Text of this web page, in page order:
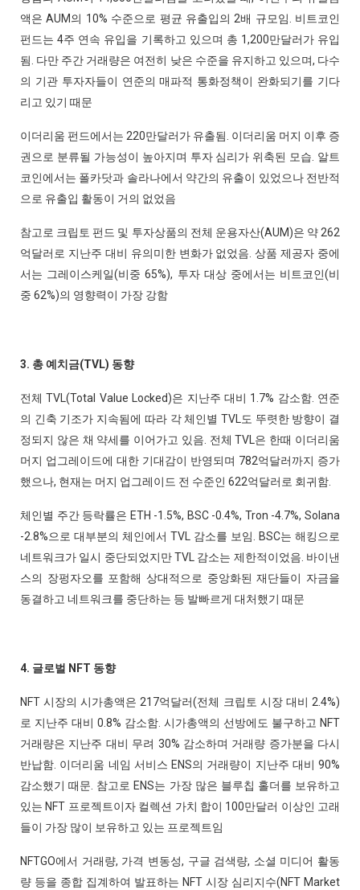
액은 AUM의 10% 수준으로 평균 유출입의 2배 규모임. 비트코인
펀드는 4주 연속 유입을 기록하고 있으며 총 1,200만달러가 유입
됨. 다만 주간 거래량은 여전히 낮은 수준을 유지하고 있으며, 다수
의 기관 투자자들이 연준의 매파적 통화정책이 완화되기를 기다
리고 있기 때문
이더리움 펀드에서는 220만달러가 유출됨. 이더리움 머지 이후 증
권으로 분류될 가능성이 높아지며 투자 심리가 위축된 모습. 알트
코인에서는 폴카닷과 솔라나에서 약간의 유출이 있었으나 전반적
으로 유출입 활동이 거의 없었음
참고로 크립토 펀드 및 투자상품의 전체 운용자산(AUM)은 약 262
억달러로 지난주 대비 유의미한 변화가 없었음. 상품 제공자 중에
서는 그레이스케일(비중 65%), 투자 대상 중에서는 비트코인(비
중 62%)의 영향력이 가장 강함
3. 총 예치금(TVL) 동향
전체 TVL(Total Value Locked)은 지난주 대비 1.7% 감소함. 연준
의 긴축 기조가 지속됨에 따라 각 체인별 TVL도 뚜렷한 방향이 결
정되지 않은 채 약세를 이어가고 있음. 전체 TVL은 한때 이더리움
머지 업그레이드에 대한 기대감이 반영되며 782억달러까지 증가
했으나, 현재는 머지 업그레이드 전 수준인 622억달러로 회귀함.
체인별 주간 등락률은 ETH -1.5%, BSC -0.4%, Tron -4.7%, Solana
-2.8%으로 대부분의 체인에서 TVL 감소를 보임. BSC는 해킹으로
네트워크가 일시 중단되었지만 TVL 감소는 제한적이었음. 바이낸
스의 장펑자오를 포함해 상대적으로 중앙화된 재단들이 자금을
동결하고 네트워크를 중단하는 등 발빠르게 대처했기 때문
4. 글로벌 NFT 동향
NFT 시장의 시가총액은 217억달러(전체 크립토 시장 대비 2.4%)
로 지난주 대비 0.8% 감소함. 시가총액의 선방에도 불구하고 NFT
거래량은 지난주 대비 무려 30% 감소하며 거래량 증가분을 다시
반납함. 이더리움 네임 서비스 ENS의 거래량이 지난주 대비 90%
감소했기 때문. 참고로 ENS는 가장 많은 블루칩 홀더를 보유하고
있는 NFT 프로젝트이자 컬렉션 가치 합이 100만달러 이상인 고래
들이 가장 많이 보유하고 있는 프로젝트임
NFTGO에서 거래량, 가격 변동성, 구글 검색량, 소셜 미디어 활동
량 등을 종합 집계하여 발표하는 NFT 시장 심리지수(NFT Market